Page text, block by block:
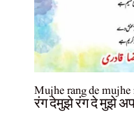
Mujhe rang de
रंग देमुझे रंग दे मुझे